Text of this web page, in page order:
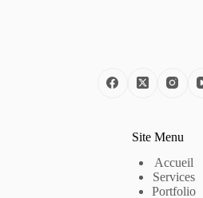
Site Menu
Accueil
Services
Portfolio